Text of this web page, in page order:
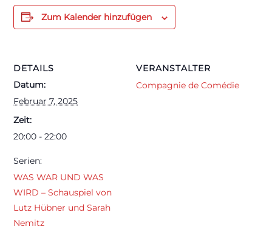
Zum Kalender hinzufügen
DETAILS
Datum:
Februar 7, 2025
Zeit:
20:00 - 22:00
Serien:
WAS WAR UND WAS
WIRD – Schauspiel von
Lutz Hübner und Sarah
Nemitz
VERANSTALTER
Compagnie de Comédie